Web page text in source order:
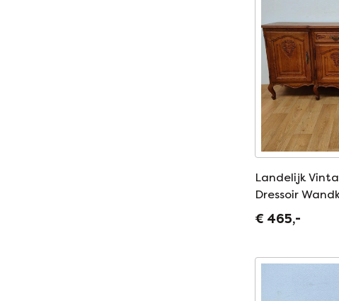
Landelijk
Dressoir
505
€ 465,-